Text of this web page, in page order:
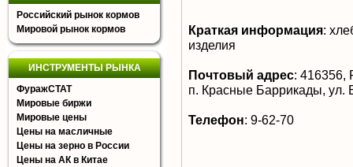
Российский рынок кормов
Мировой рынок кормов
ИНСТРУМЕНТЫ РЫНКА
ФуражСТАТ
Мировые биржи
Мировые цены
Цены на масличные
Цены на зерно в России
Цены на АК в Китае
Краткая информация:
изделия
Почтовый адрес: 416356,
п. Красные Баррикады, ул.
Телефон: 9-62-70